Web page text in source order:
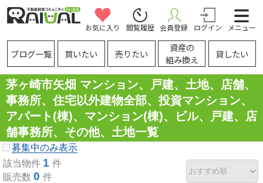
お気に入り 閲覧履歴 会員登録 ログイン メニュー
ブログ一覧 買いたい 売りたい
資産の
組み換え
貸したい
茅ヶ崎市矢畑 マンション、戸建、土地、店舗、
事務所、住宅以外建物全部、投資マンション、
アパート(棟)、マンション(棟)、ビル、戸建、店
舗事務所、その他、土地一覧
募集中のみ表示
該当物件 1 件
販売数 0 件